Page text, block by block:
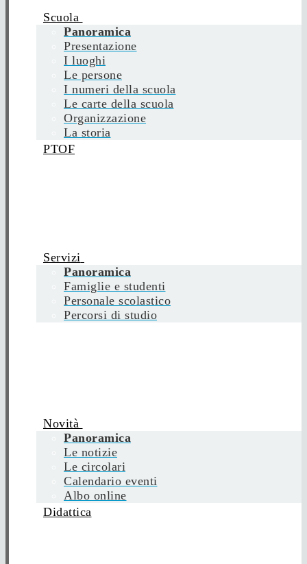
Scuola
Panoramica
Presentazione
I luoghi
Le persone
I numeri della scuola
Le carte della scuola
Organizzazione
La storia
PTOF
Servizi
Panoramica
Famiglie e studenti
Personale scolastico
Percorsi di studio
Novità
Panoramica
Le notizie
Le circolari
Calendario eventi
Albo online
Didattica